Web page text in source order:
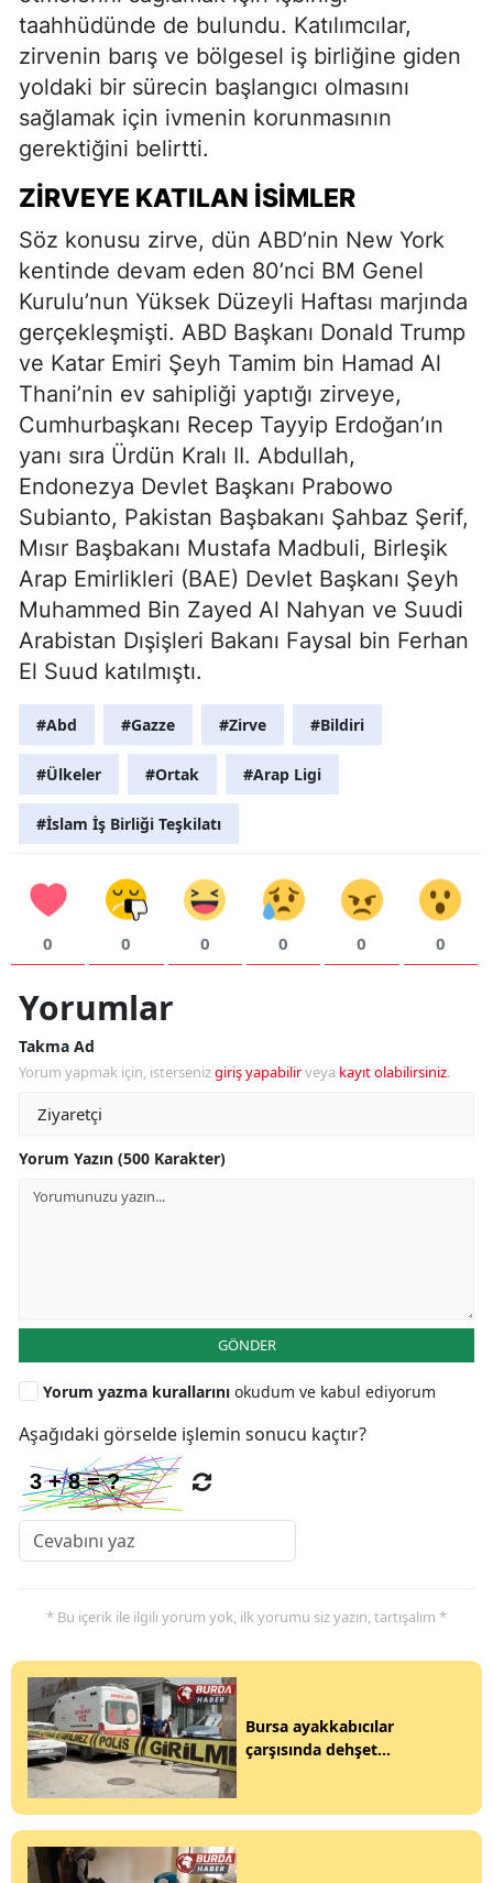
taahhüdünde de bulundu. Katılımcılar,
zirvenin barış ve bölgesel iş birliğine giden
yoldaki bir sürecin başlangıcı olmasını
sağlamak için ivmenin korunmasının
gerektiğini belirtti.
ZIRVEYE KATILAN İSIMLER
Söz konusu zirve, dün ABD’nin New York
kentinde devam eden 80’nci BM Genel
Kurulu’nun Yüksek Düzeyli Haftası marjında
gerçekleşmişti. ABD Başkanı Donald Trump
ve Katar Emiri Şeyh Tamim bin Hamad Al
Thani’nin ev sahipliği yaptığı zirveye,
Cumhurbaşkanı Recep Tayyip Erdoğan’ın
yanı sıra Ürdün Kralı II. Abdullah,
Endonezya Devlet Başkanı Prabowo
Subianto, Pakistan Başbakanı Şahbaz Şerif,
Mısır Başbakanı Mustafa Madbuli, Birleşik
Arap Emirlikleri (BAE) Devlet Başkanı Şeyh
Muhammed Bin Zayed Al Nahyan ve Suudi
Arabistan Dışişleri Bakanı Faysal bin Ferhan
El Suud katılmıştı.
#Abd #Gazze #Zirve #Bildiri
#Ülkeler #Ortak #Arap Ligi
#İslam İş Birliği Teşkilatı
0 0 0 0 0 0
Yorumlar
Takma Ad
Yorum yapmak için, istersenizgiriş yapabilirveya kayıt olabilirsiniz.
Yorum Yazın (500 Karakter)
GÖNDER
Yorum yazma kurallarını okudum ve kabul ediyorum
Aşağıdaki görselde işlemin sonucu kaçtır?
* Bu içerik ile ilgili yorum yok, ilk yorumu siz yazın, tartışalım *
Bursa ayakkabıcılar
çarşısında dehşet...